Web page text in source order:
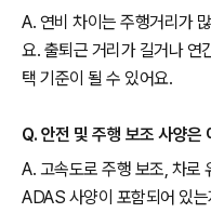
A. 연비 차이는 주행거리가
요. 출퇴근 거리가 길거나 연
택 기준이 될 수 있어요.
Q. 안전 및 주행 보조 사양은
A. 고속도로 주행 보조, 차로
ADAS 사양이 포함되어 있